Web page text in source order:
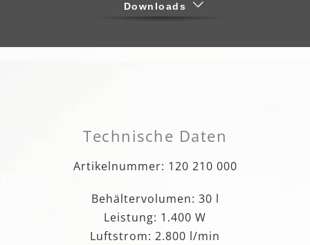
Downloads
Technische Daten
Artikelnummer: 120 210 000
Behältervolumen: 30 l
Leistung: 1.400 W
Luftstrom: 2.800 l/min